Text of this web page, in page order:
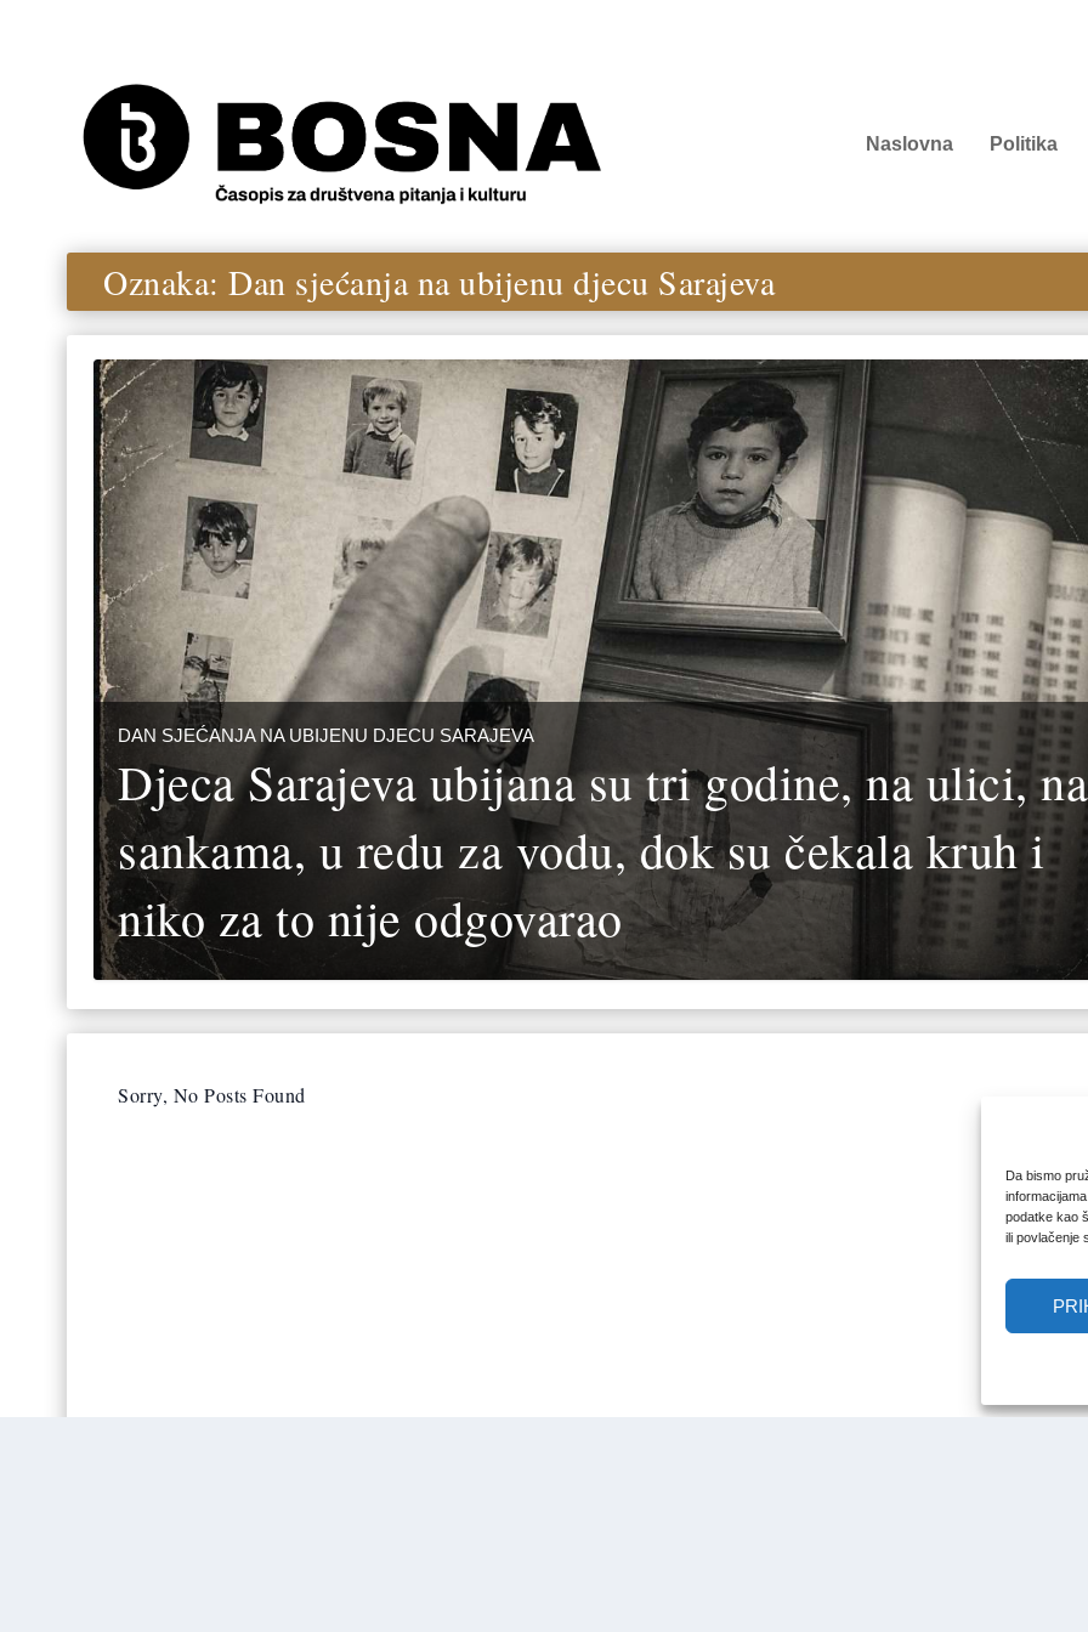
Da bismo
podatke kao
ili povlačenje
Naslovna Politika
Oznaka:Dan sjećanja na ubijenu djecu Sarajeva
DAN SJEĆANJA NA UBIJENU DJECU SARAJEVA
Djeca Sarajeva ubijana su tri godine, na ulici, na
sankama, u redu za vodu, dok su čekala kruh i
niko za to nije odgovarao
Sorry, No Posts Found